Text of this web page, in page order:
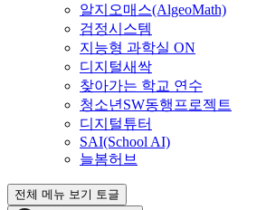
알지오매스(AlgeoMath)
검정시스템
지능형 과학실 ON
디지털새싹
찾아가는 학교 연수
청소년SW동행프로젝트
디지털튜터
SAI(School AI)
늘봄허브
전체 메뉴 보기 토글